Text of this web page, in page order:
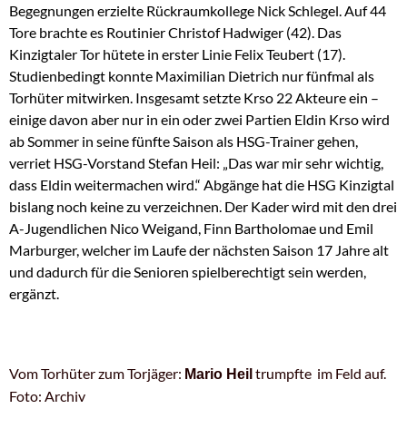
Begegnungen erzielte Rückraumkollege Nick Schlegel. Auf 44
Tore brachte es Routinier Christof Hadwiger (42). Das
Kinzigtaler Tor hütete in erster Linie Felix Teubert (17).
Studienbedingt konnte Maximilian Dietrich nur fünfmal als
Torhüter mitwirken. Insgesamt setzte Krso 22 Akteure ein –
einige davon aber nur in ein oder zwei Partien Eldin Krso wird
ab Sommer in seine fünfte Saison als HSG-Trainer gehen,
verriet HSG-Vorstand Stefan Heil: „Das war mir sehr wichtig,
dass Eldin weitermachen wird.“ Abgänge hat die HSG Kinzigtal
bislang noch keine zu verzeichnen. Der Kader wird mit den drei
A-Jugendlichen Nico Weigand, Finn Bartholomae und Emil
Marburger, welcher im Laufe der nächsten Saison 17 Jahre alt
und dadurch für die Senioren spielberechtigt sein werden,
ergänzt.
Vom Torhüter zum Torjäger: Mario Heil trumpfte im Feld auf.
Foto: Archiv